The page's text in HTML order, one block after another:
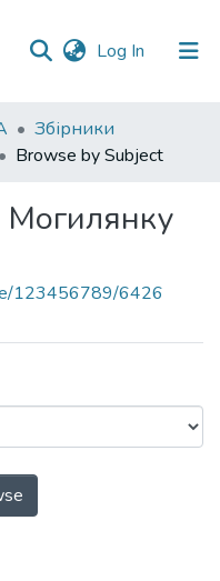
Log In (current)
Збірники
Browse by Subject
Могилянку
123456789/6426